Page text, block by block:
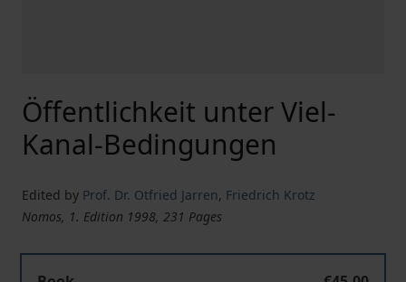
Öffentlichkeit unter Viel-
Kanal-Bedingungen
Edited by Prof. Dr. Otfried Jarren, Friedrich Krotz
Nomos, 1. Edition 1998, 231 Pages